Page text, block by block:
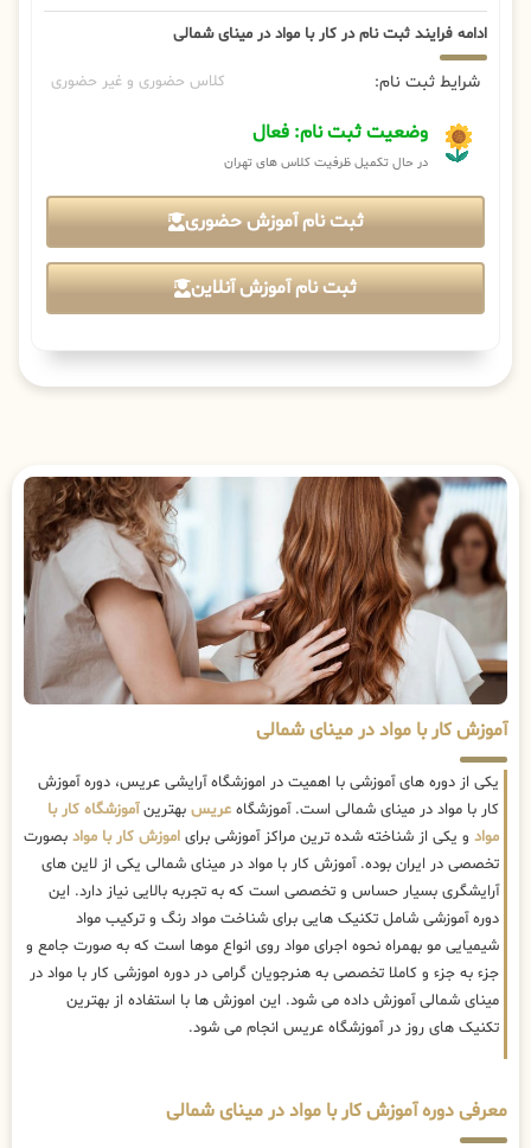
ادامه فرایند ثبت نام در کار با مواد در مینای شمالی
شرایط ثبت نام: کلاس حضوری و غیر حضوری
وضعیت ثبت نام: فعال
در حال تکمیل ظرفیت کلاس های تهران
ثبت نام آموزش حضوری
ثبت نام آموزش آنلاین
آموزش کار با مواد در مینای شمالی
یکی از دوره های آموزشی با اهمیت در اموزشگاه آرایشی عریس، دوره آموزش
کار با مواد در مینای شمالی است. آموزشگاه عریس بهترینآموزشگاه کار با
مواد و یکی از شناخته شده ترین مراکز آموزشی برای اموزش کار با مواد بصورت
تخصصی در ایران بوده. آموزش کار با مواد در مینای شمالی یکی از لاین های
آرایشگری بسیار حساس و تخصصی است که به تجربه بالایی نیاز دارد. این
دوره آموزشی شامل تکنیک هایی برای شناخت مواد رنگ و ترکیب مواد
شیمیایی مو بهمراه نحوه اجرای مواد روی انواع موها است که به صورت جامع و
جزء به جزء و کاملا تخصصی به هنرجویان گرامی در دوره اموزشی کار با مواد در
مینای شمالی آموزش داده می شود. این اموزش ها با استفاده از بهترین
تکنیک های روز در آموزشگاه عریس انجام می شود.
معرفی دوره آموزش کار با مواد در مینای شمالی